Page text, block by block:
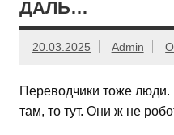
ДАЛЬ…
20.03.2025 Admin
Переводчики тоже
там, то тут. Они ж не